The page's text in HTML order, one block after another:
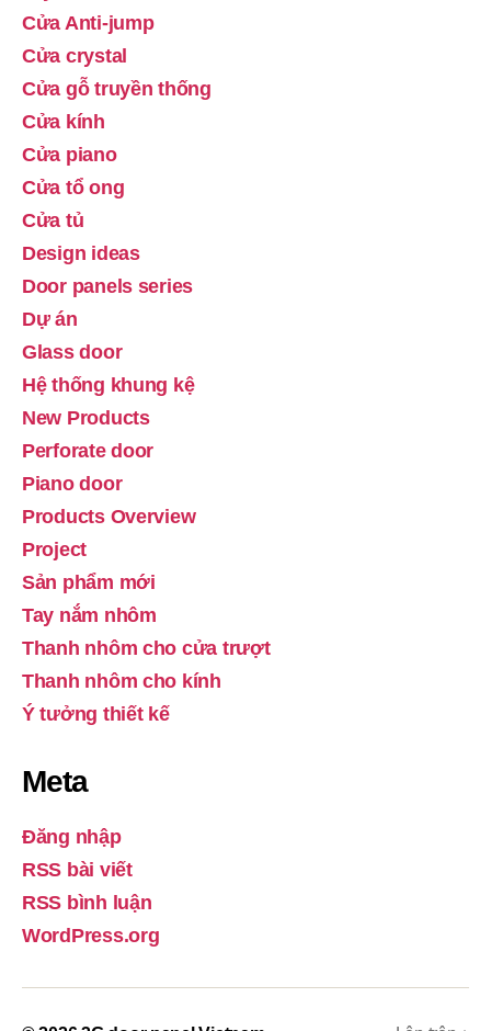
Cửa Anti-jump
Cửa crystal
Cửa gỗ truyền thống
Cửa kính
Cửa piano
Cửa tổ ong
Cửa tủ
Design ideas
Door panels series
Dự án
Glass door
Hệ thống khung kệ
New Products
Perforate door
Piano door
Products Overview
Project
Sản phẩm mới
Tay nắm nhôm
Thanh nhôm cho cửa trượt
Thanh nhôm cho kính
Ý tưởng thiết kế
Meta
Đăng nhập
RSS bài viết
RSS bình luận
WordPress.org